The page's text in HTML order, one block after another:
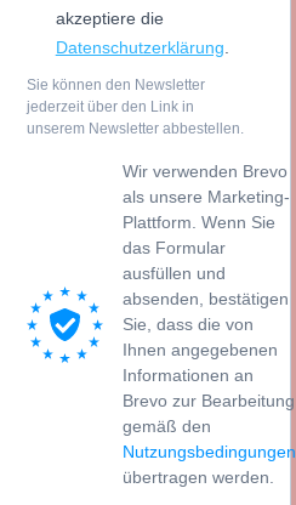
akzeptiere die
Datenschutzerklärung
Sie können den Newsletter
jederzeit über den Link in
unserem Newsletter abbestellen.
Wir verwenden Brevo
als unsere Marketing-
Plattform. Wenn Sie
das Formular
ausfüllen und
absenden, bestätigen
Sie, dass die von
Ihnen angegebenen
Informationen an
Brevo zur Bearbeitung
gemäß den
Nutzungsbedingungen
übertragen werden.